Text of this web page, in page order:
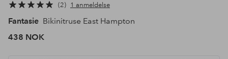
2 1 anmeldelse
Fantasie Bikinitruse East Hampton
438 NOK